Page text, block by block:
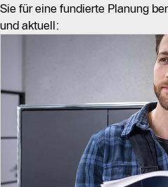
Sie für eine fundierte Planung
und aktuell: